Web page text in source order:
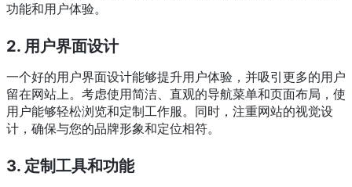
功能和用户体验。
2. 用户界面设计
一个好的用户界面设计能够提升用户体验，并吸引更多的用户
留在网站上。考虑使用简洁、直观的导航菜单和页面布局，使
用户能够轻松浏览和定制工作服。同时，注重网站的视觉设
计，确保与您的品牌形象和定位相符。
3. 定制工具和功能